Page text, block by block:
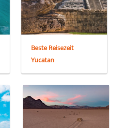
Beste Reisezeit
Yucatan